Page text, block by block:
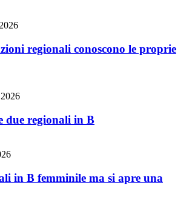
regionali conoscono le proprie
due regionali in B
in B femminile ma si apre una